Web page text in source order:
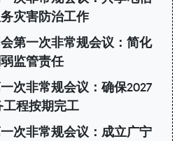
灾害防治工作
第一次非常规会议：简化
监管责任
次非常规会议：确保2027
工程按期完工
次非常规会议：成立广宁